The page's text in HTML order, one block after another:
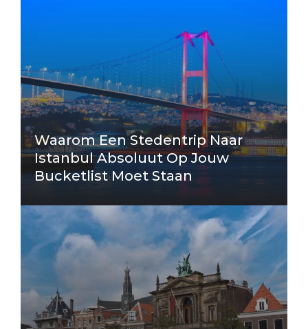
Waarom Een Stedentrip Naar
Istanbul Absoluut Op Jouw
Bucketlist Moet Staan